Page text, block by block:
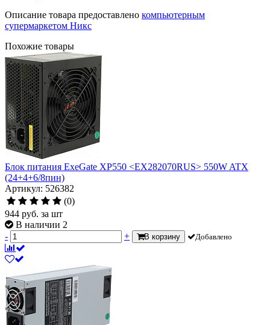
Описание товара предоставлено компьютерным
супермаркетом Никс
Похожие товары
Блок питания ExeGate XP550 <EX282070RUS> 550W ATX
(24+4+6/8пин)
Артикул: 526382
(0)
944 руб. за шт
В наличии 2
-
+ В корзину Добавлено